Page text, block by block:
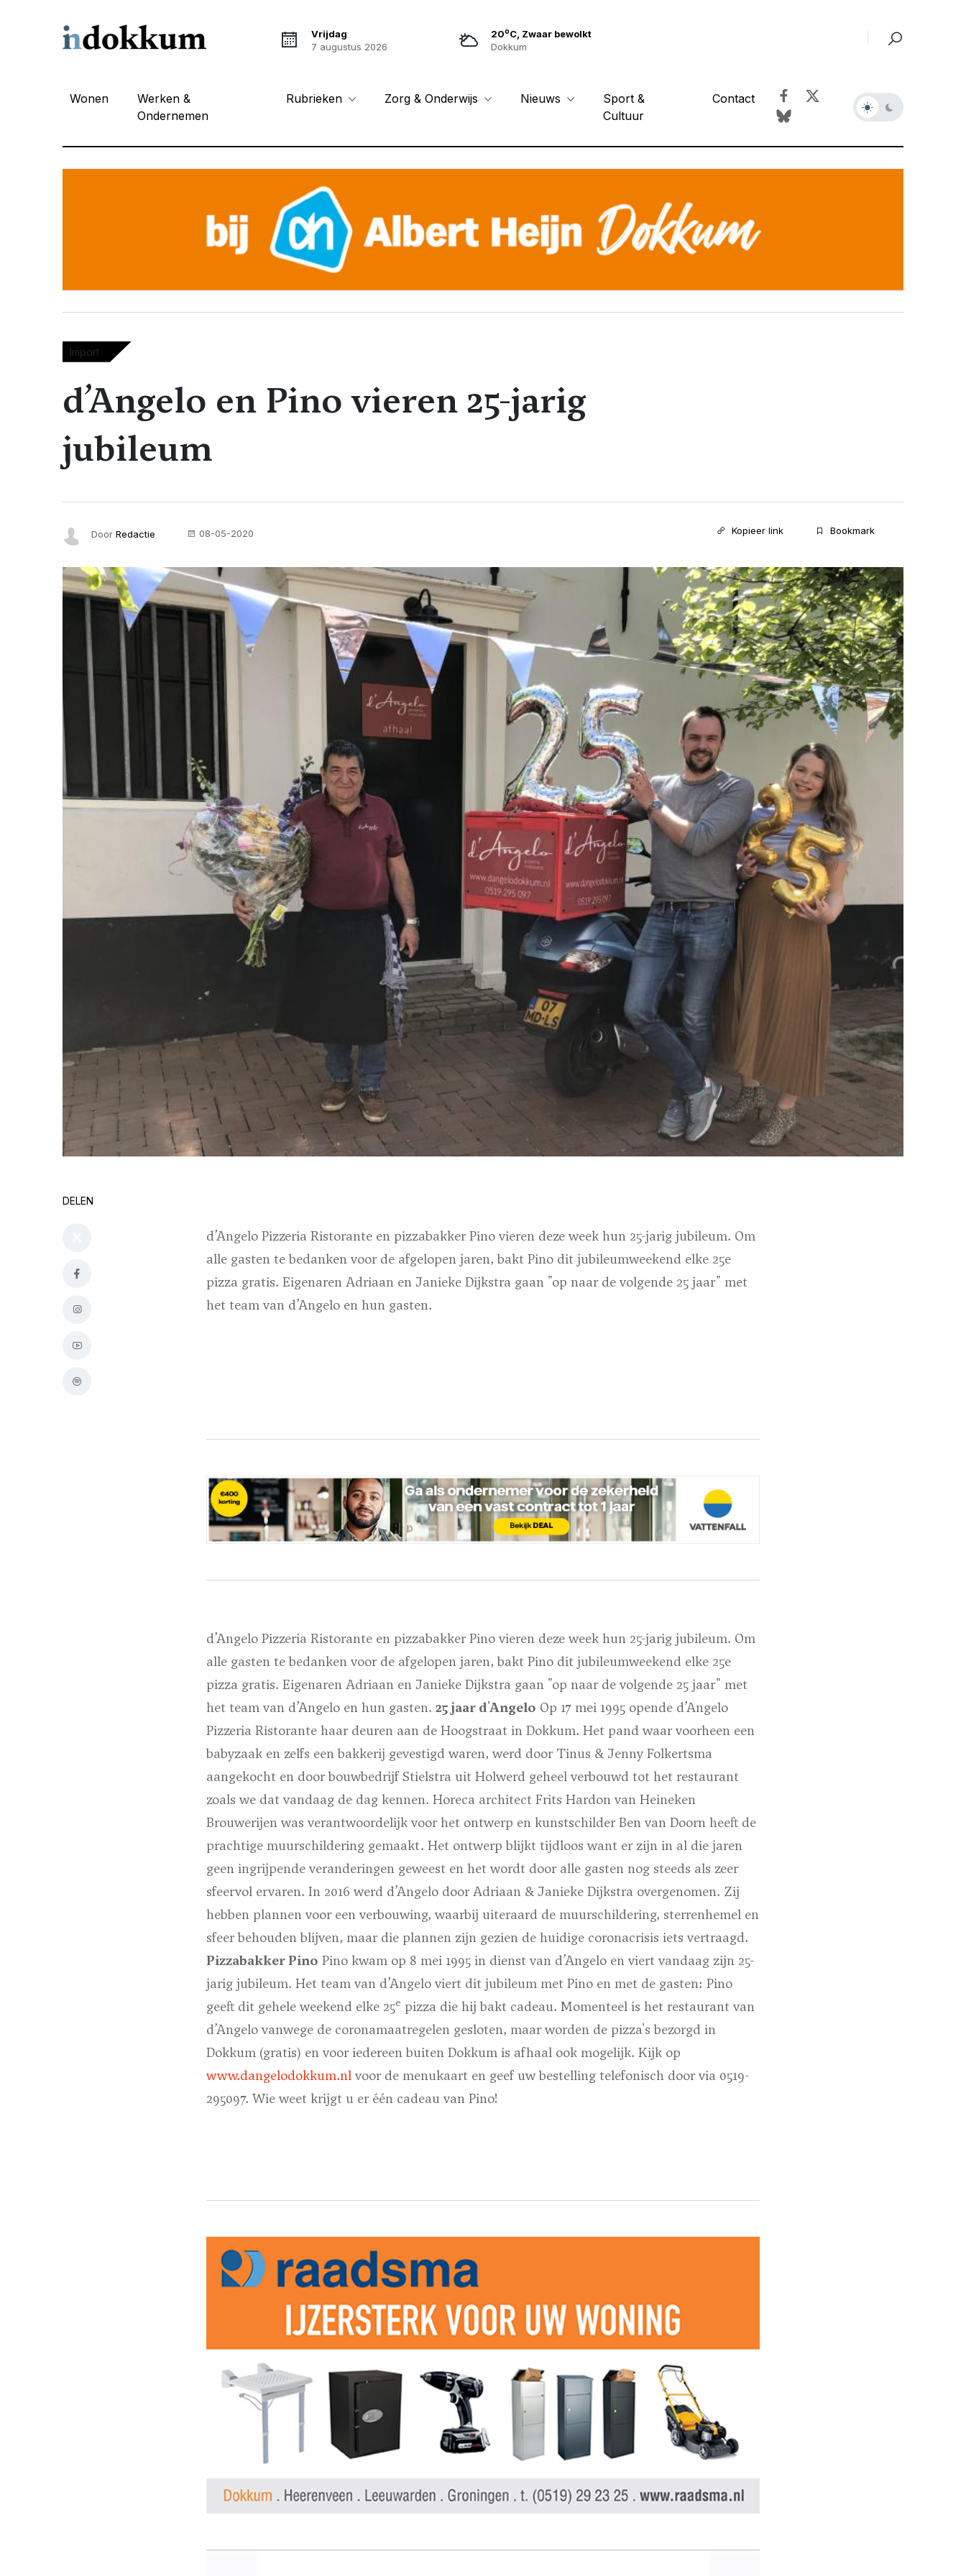
Vrijdag
7 augustus 2026
20oC, Zwaar bewolkt
Dokkum
Wonen
Werken &
Ondernemen
Rubrieken Zorg & Onderwijs Nieuws
Sport &
Cultuur
Contact
Import
d’Angelo en Pino vieren 25-jarig
jubileum
Door Redactie 08-05-2020 Kopieer link Bookmark
DELEN
d’Angelo Pizzeria Ristorante en pizzabakker Pino vieren deze week hun 25-jarig jubileum. Om
alle gasten te bedanken voor de afgelopen jaren, bakt Pino dit jubileumweekend elke 25e
pizza gratis. Eigenaren Adriaan en Janieke Dijkstra gaan "op naar de volgende 25 jaar" met
het team van d’Angelo en hun gasten.
d’Angelo Pizzeria Ristorante en pizzabakker Pino vieren deze week hun 25-jarig jubileum. Om
alle gasten te bedanken voor de afgelopen jaren, bakt Pino dit jubileumweekend elke 25e
pizza gratis. Eigenaren Adriaan en Janieke Dijkstra gaan "op naar de volgende 25 jaar" met
het team van d’Angelo en hun gasten. 25 jaar d'Angelo Op 17 mei 1995 opende d’Angelo
Pizzeria Ristorante haar deuren aan de Hoogstraat in Dokkum. Het pand waar voorheen een
babyzaak en zelfs een bakkerij gevestigd waren, werd door Tinus & Jenny Folkertsma
aangekocht en door bouwbedrijf Stielstra uit Holwerd geheel verbouwd tot het restaurant
zoals we dat vandaag de dag kennen. Horeca architect Frits Hardon van Heineken
Brouwerijen was verantwoordelijk voor het ontwerp en kunstschilder Ben van Doorn heeft de
prachtige muurschildering gemaakt. Het ontwerp blijkt tijdloos want er zijn in al die jaren
geen ingrijpende veranderingen geweest en het wordt door alle gasten nog steeds als zeer
sfeervol ervaren. In 2016 werd d’Angelo door Adriaan & Janieke Dijkstra overgenomen. Zij
hebben plannen voor een verbouwing, waarbij uiteraard de muurschildering, sterrenhemel en
sfeer behouden blijven, maar die plannen zijn gezien de huidige coronacrisis iets vertraagd.
Pizzabakker Pino Pino kwam op 8 mei 1995 in dienst van d’Angelo en viert vandaag zijn 25-
jarig jubileum. Het team van d’Angelo viert dit jubileum met Pino en met de gasten: Pino
geeft dit gehele weekend elke 25e pizza die hij bakt cadeau. Momenteel is het restaurant van
d’Angelo vanwege de coronamaatregelen gesloten, maar worden de pizza's bezorgd in
Dokkum (gratis) en voor iedereen buiten Dokkum is afhaal ook mogelijk. Kijk op
www.dangelodokkum.nl voor de menukaart en geef uw bestelling telefonisch door via 0519-
295097. Wie weet krijgt u er één cadeau van Pino!